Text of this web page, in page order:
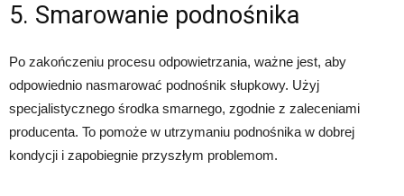
5. Smarowanie podnośnika
Po zakończeniu procesu odpowietrzania, ważne jest, aby
odpowiednio nasmarować podnośnik słupkowy. Użyj
specjalistycznego środka smarnego, zgodnie z zaleceniami
producenta. To pomoże w utrzymaniu podnośnika w dobrej
kondycji i zapobiegnie przyszłym problemom.